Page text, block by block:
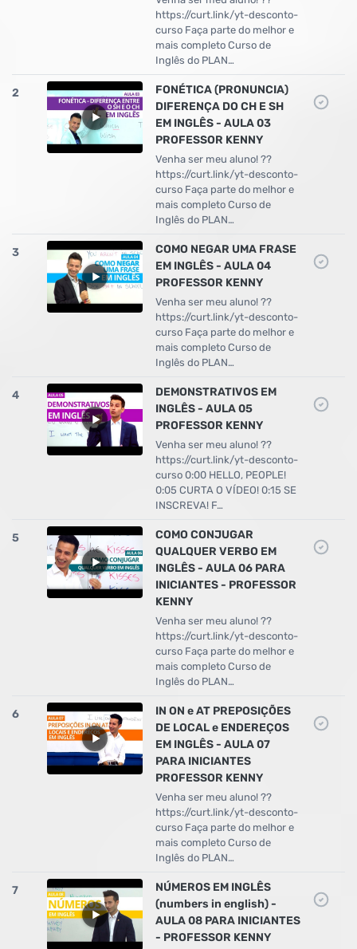
https://curt.link/yt-desconto-
curso Faça parte do melhor e
mais completo Curso de
Inglês do PLAN…
2
FONÉTICA (PRONUNCIA)
DIFERENÇA DO CH E SH
EM INGLÊS - AULA 03
PROFESSOR KENNY
Venha ser meu aluno! ??
https://curt.link/yt-desconto-
curso Faça parte do melhor e
mais completo Curso de
Inglês do PLAN…
3
COMO NEGAR UMA FRASE
EM INGLÊS - AULA 04
PROFESSOR KENNY
Venha ser meu aluno! ??
https://curt.link/yt-desconto-
curso Faça parte do melhor e
mais completo Curso de
Inglês do PLAN…
4
DEMONSTRATIVOS EM
INGLÊS - AULA 05
PROFESSOR KENNY
Venha ser meu aluno! ??
https://curt.link/yt-desconto-
curso 0:00 HELLO, PEOPLE!
0:05 CURTA O VÍDEO! 0:15 SE
INSCREVA! F…
5
COMO CONJUGAR
QUALQUER VERBO EM
INGLÊS - AULA 06 PARA
INICIANTES - PROFESSOR
KENNY
Venha ser meu aluno! ??
https://curt.link/yt-desconto-
curso Faça parte do melhor e
mais completo Curso de
Inglês do PLAN…
6
IN ON e AT PREPOSIÇÕES
DE LOCAL e ENDEREÇOS
EM INGLÊS - AULA 07
PARA INICIANTES
PROFESSOR KENNY
Venha ser meu aluno! ??
https://curt.link/yt-desconto-
curso Faça parte do melhor e
mais completo Curso de
Inglês do PLAN…
7
NÚMEROS EM INGLÊS
(numbers in english) -
AULA 08 PARA INICIANTES
- PROFESSOR KENNY